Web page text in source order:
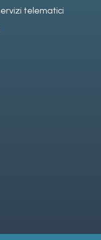
telematici